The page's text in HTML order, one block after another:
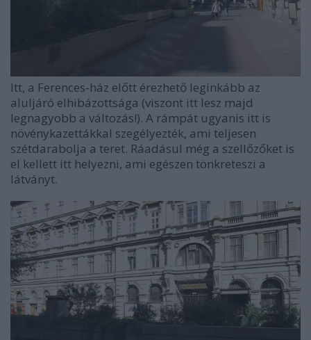
Itt, a Ferences-ház előtt érezhető leginkább az
aluljáró elhibázottsága (viszont itt lesz majd
legnagyobb a változás!). A rámpát ugyanis itt is
növénykazettákkal szegélyezték, ami teljesen
szétdarabolja a teret. Ráadásul még a szellőzőket is
el kellett itt helyezni, ami egészen tönkreteszi a
látványt.